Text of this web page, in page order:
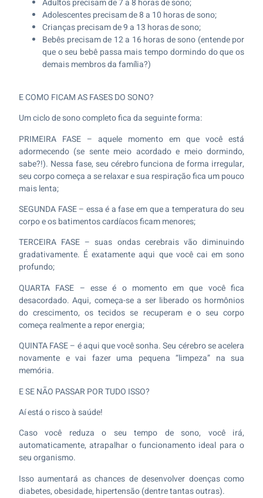
Adolescentes precisam de 8 a 10 horas de sono;
Crianças precisam de 9 a 13 horas de sono;
Bebês precisam de 12 a 16 horas de sono (entende por
que o seu bebê passa mais tempo dormindo do que os
demais membros da família?)
E COMO FICAM AS FASES DO SONO?
Um ciclo de sono completo fica da seguinte forma:
PRIMEIRA FASE – aquele momento em que você está
adormecendo (se sente meio acordado e meio dormindo,
sabe?!). Nessa fase, seu cérebro funciona de forma irregular,
seu corpo começa a se relaxar e sua respiração fica um pouco
mais lenta;
SEGUNDA FASE – essa é a fase em que a temperatura do seu
corpo e os batimentos cardíacos ficam menores;
TERCEIRA FASE – suas ondas cerebrais vão diminuindo
gradativamente. É exatamente aqui que você cai em sono
profundo;
QUARTA FASE – esse é o momento em que você fica
desacordado. Aqui, começa-se a ser liberado os hormônios
do crescimento, os tecidos se recuperam e o seu corpo
começa realmente a repor energia;
QUINTA FASE – é aqui que você sonha. Seu cérebro se acelera
novamente e vai fazer uma pequena “limpeza” na sua
memória.
E SE NÃO PASSAR POR TUDO ISSO?
Aí está o risco à saúde!
Caso você reduza o seu tempo de sono, você irá,
automaticamente, atrapalhar o funcionamento ideal para o
seu organismo.
Isso aumentará as chances de desenvolver doenças como
diabetes, obesidade, hipertensão (dentre tantas outras).